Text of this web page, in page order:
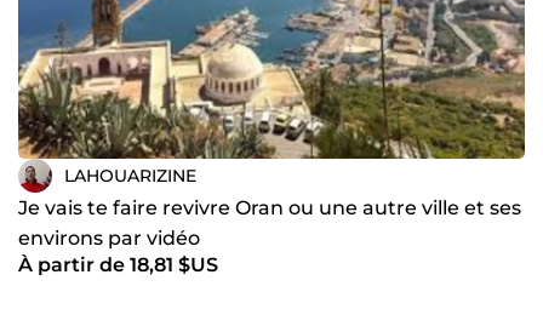
LAHOUARIZINE
Je vais te faire revivre Oran ou une autre ville et ses
environs par vidéo
À partir de 18,81 $US